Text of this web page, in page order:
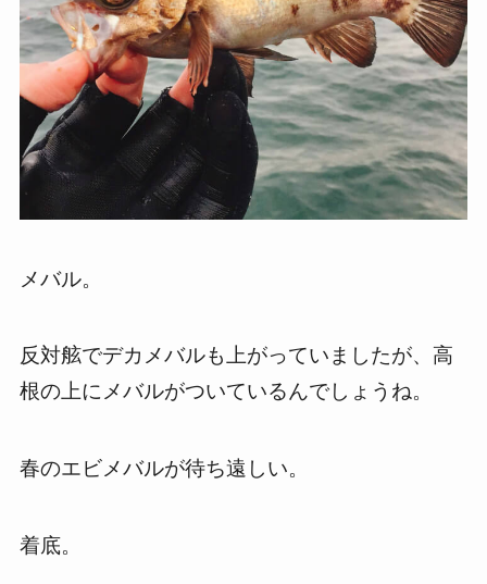
メバル。
反対舷でデカメバルも上がっていましたが、高
根の上にメバルがついているんでしょうね。
春のエビメバルが待ち遠しい。
着底。